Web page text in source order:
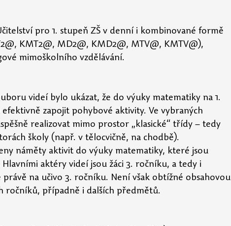
pro 1. stupeň ZŠ v denní i kombinované formě
KMT2@, MD2@, KMD2@, MTV@, KMTV@),
mimoškolního vzdělávání.
videí bylo ukázat, že do výuky matematiky na 1.
zapojit pohybové aktivity. Ve vybraných
realizovat mimo prostor „klasické“ třídy – tedy
školy (např. v tělocvičně, na chodbě).
náměty aktivit do výuky matematiky, které jsou
aktéry videí jsou žáci 3. ročníku, a tedy i
na učivo 3. ročníku. Není však obtížné obsahovou
ročníků, případně i dalších předmětů.